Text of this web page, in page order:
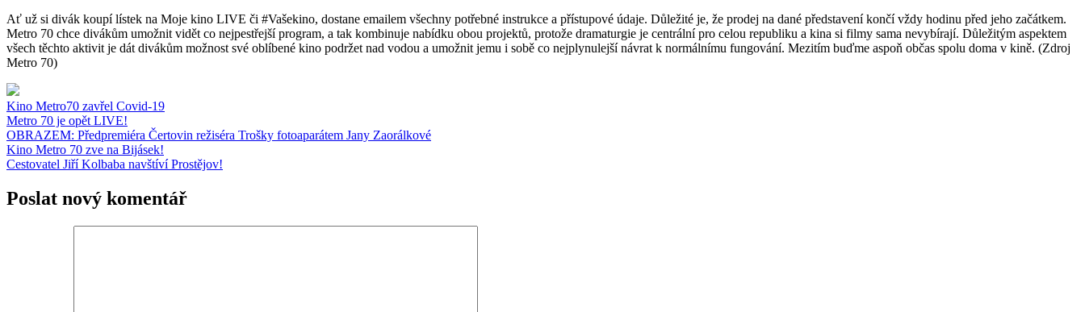
Ať už si divák koupí lístek na Moje kino LIVE či #Vašekino, dostane emailem všechny potřebné instrukce a přístupové údaje. Důležité je, že prodej na dané představení končí vždy hodinu před jeho začátkem.
Metro 70 chce divákům umožnit vidět co nejpestřejší program, a tak kombinuje nabídku obou projektů, protože dramaturgie je centrální pro celou republiku a kina si filmy sama nevybírají. Důležitým aspektem
všech těchto aktivit je dát divákům možnost své oblíbené kino podržet nad vodou a umožnit jemu i sobě co nejplynulejší návrat k normálnímu fungování. Mezitím buďme aspoň občas spolu doma v kině. (Zdroj
Metro 70)
Kino Metro70 zavřel Covid-19
Metro 70 je opět LIVE!
OBRAZEM: Předpremiéra Čertovin režiséra Trošky fotoaparátem Jany Zaorálkové
Kino Metro 70 zve na Bijásek!
Cestovatel Jiří Kolbaba navštíví Prostějov!
Poslat nový komentář